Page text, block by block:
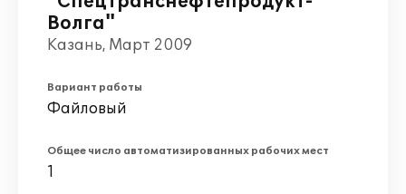
Волга"
Казань, Март 2009
Вариант работы
Файловый
Общее число автоматизированных рабочих мест
1